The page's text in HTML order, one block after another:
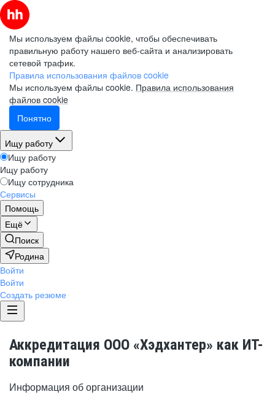
Мы используем файлы cookie, чтобы обеспечивать
правильную работу нашего веб-сайта и анализировать
сетевой трафик.
Правила использования файлов cookie
Мы используем файлы cookie. Правила использования
файлов cookie
Понятно
Ищу работу
Ищу работу
Ищу работу
Ищу сотрудника
Сервисы
Помощь
Ещё
Поиск
Родина
Войти
Войти
Создать резюме
Аккредитация ООО «Хэдхантер» как ИТ-
компании
Информация об организации